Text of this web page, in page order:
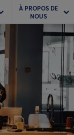
À PROPOS DE
NOUS